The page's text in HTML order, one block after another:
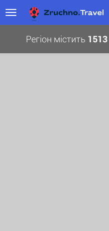
Регіон містить 1513